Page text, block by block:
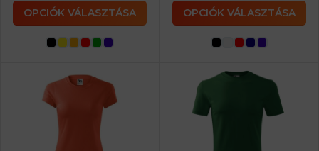
OPCIÓK VÁLASZTÁSA OPCIÓK VÁLASZTÁSA